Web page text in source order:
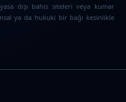
dışı bahis siteleri veya kumar
ya da hukuki bir bağı kesinlikle